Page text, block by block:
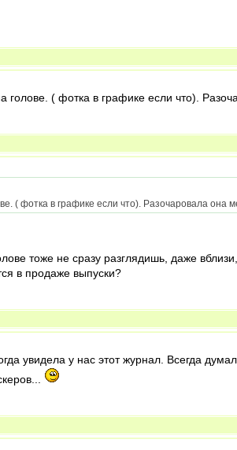
( фотка в графике если что).
( фотка в графике если что). Разочаровала она
тоже не сразу разглядишь, даже
в продаже выпуски?
увидела у нас этот журнал. Всегда